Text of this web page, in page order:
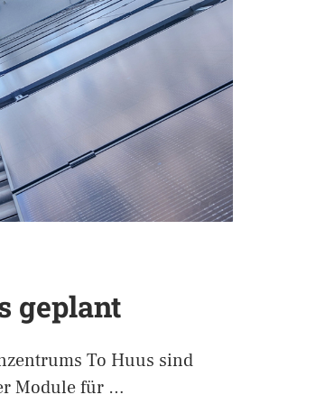
geplant
To Huus sind
Module für …